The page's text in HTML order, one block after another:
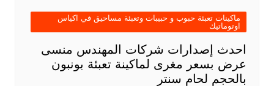
ماكينات تعبئة حبوب و حبيبات وتعبئة مساحيق في اكياس
اوتوماتيك
احدث إصدارات شركات المهندس منسى
عرض بسعر مغرى لماكينة تعبئة بونبون
بالحجم لحام سنتر